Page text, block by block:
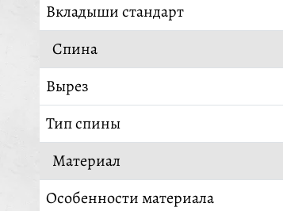
Вкладыши стандарт
Спина
Вырез
Тип спины
Материал
Особенности материала